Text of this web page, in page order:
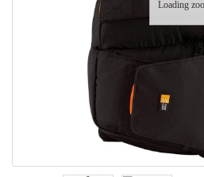
Loading